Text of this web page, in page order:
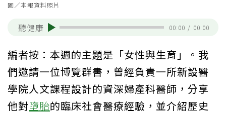
圖／本報資料照片
聽健康 00:00 / 00:00
編者按：本週的主題是「女性與生育」。我
們邀請一位博覽群書，曾經負責一所新設醫
學院人文課程設計的資深婦產科醫師，分享
他對墮胎的臨床社會醫療經驗，並介紹歷史